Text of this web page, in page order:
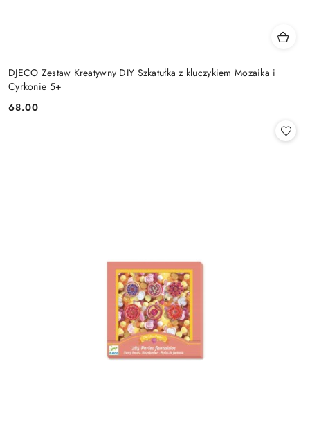
DJECO Zestaw Kreatywny DIY Szkatułka z kluczykiem Mozaika i
Cyrkonie 5+
Cena:
68.00